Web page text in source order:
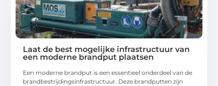
Laat de best mogelijke infrastructuur van
een moderne brandput plaatsen
Een moderne brandput is een essentieel onderdeel van de
brandbestrijdingsinfrastructuur. Deze brandputten zijn